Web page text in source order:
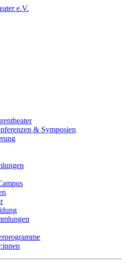
e.V.
& Symposien